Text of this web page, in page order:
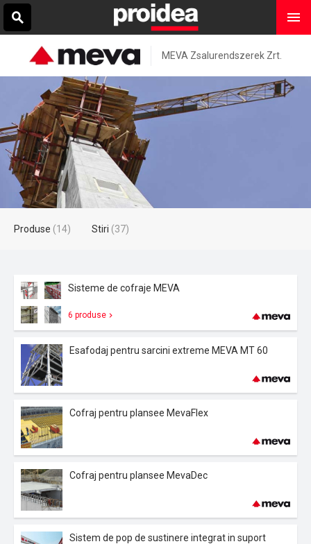
MEVA Zsalurendszerek Zrt.
Produse (14) Stiri (37)
Sisteme de cofraje MEVA
6 produse
Esafodaj pentru sarcini extreme MEVA MT 60
Cofraj pentru plansee MevaFlex
Cofraj pentru plansee MevaDec
Sistem de pop de sustinere integrat in suport